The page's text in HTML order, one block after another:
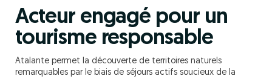
Acteur engagé pour un
tourisme responsable
Atalante permet la découverte de territoires naturels
remarquables par le biais de séjours actifs soucieux de la